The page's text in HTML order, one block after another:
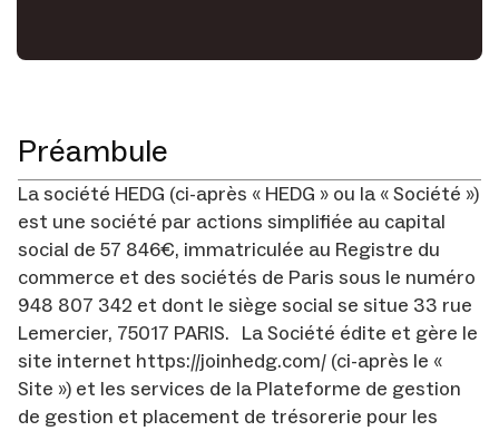
Préambule
La société HEDG (ci-après « HEDG » ou la « Société »)
est une société par actions simplifiée au capital
social de 57 846€, immatriculée au Registre du
commerce et des sociétés de Paris sous le numéro
948 807 342 et dont le siège social se situe 33 rue
Lemercier, 75017 PARIS. La Société édite et gère le
site internet https://joinhedg.com/ (ci-après le «
Site ») et les services de la Plateforme de gestion
de gestion et placement de trésorerie pour les